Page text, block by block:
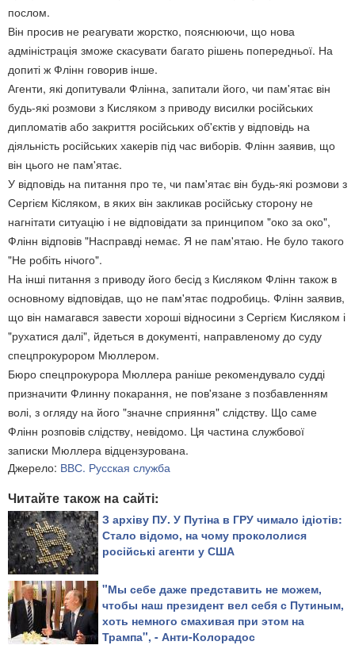
послом.
Він просив не реагувати жорстко, пояснюючи, що нова
адміністрація зможе скасувати багато рішень попередньої. На
допиті ж Флінн говорив інше.
Агенти, які допитували Флінна, запитали його, чи пам'ятає він
будь-які розмови з Кисляком з приводу висилки російських
дипломатів або закриття російських об'єктів у відповідь на
діяльність російських хакерів під час виборів. Флінн заявив, що
він цього не пам'ятає.
У відповідь на питання про те, чи пам'ятає він будь-які розмови з
Сергієм Кіcляком, в яких він закликав російську сторону не
нагнітати ситуацію і не відповідати за принципом "око за око",
Флінн відповів "Насправді немає. Я не пам'ятаю. Не було такого
"Не робіть нічого".
На інші питання з приводу його бесід з Кисляком Флінн також в
основному відповідав, що не пам'ятає подробиць. Флінн заявив,
що він намагався завести хороші відносини з Сергієм Кисляком і
"рухатися далі", йдеться в документі, направленому до суду
спецпрокурором Мюллером.
Бюро спецпрокурора Мюллера раніше рекомендувало судді
призначити Флинну покарання, не пов'язане з позбавленням
волі, з огляду на його "значне сприяння" слідству. Що саме
Флінн розповів слідству, невідомо. Ця частина службової
записки Мюллера відцензурована.
Джерело: ВВС. Русская служба
Читайте також на сайті:
З архіву ПУ. У Путіна в ГРУ чимало ідіотів:
Стало відомо, на чому прокололися
російські агенти у США
"Мы себе даже представить не можем,
чтобы наш президент вел себя с Путиным,
хоть немного смахивая при этом на
Трампа", - Анти-Колорадос